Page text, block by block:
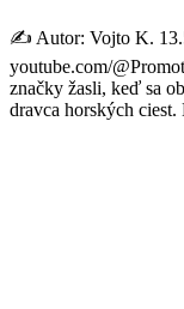
✍️ Autor: Vojto K.
youtube.com/
značky žasli, keď sa
dravca horských